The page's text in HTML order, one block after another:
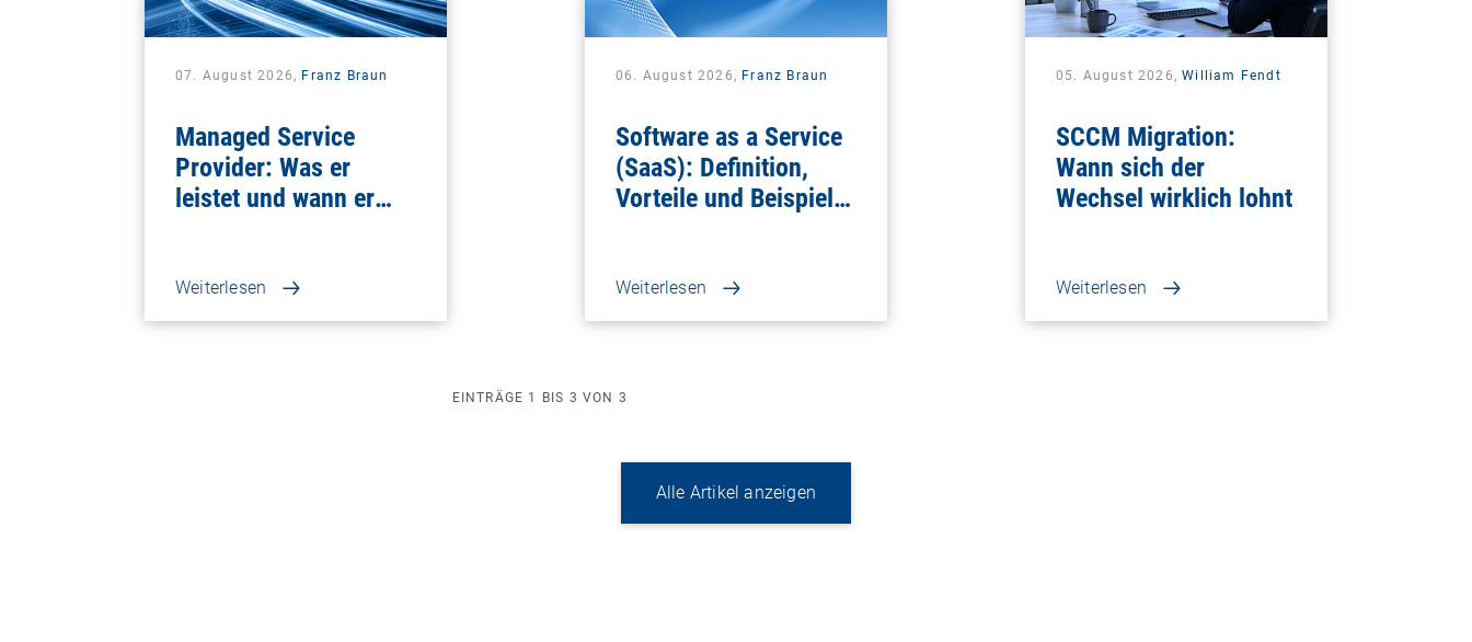
07. August 2026, Franz Braun
Managed Service
Provider: Was er
leistet und wann er
Weiterlesen
06. August 2026, Franz Braun
Software as a Service
(SaaS): Definition,
Vorteile und Beispiele
Weiterlesen
05. August 2026,William Fendt
SCCM Migration:
Wann sich der
Wechsel wirklich lohnt
Weiterlesen
EINTRÄGE 1 BIS 3 VON 3
Alle Artikel anzeigen